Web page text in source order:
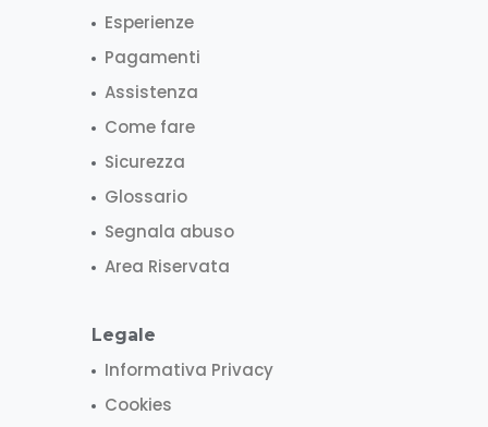
Esperienze
Pagamenti
Assistenza
Come fare
Sicurezza
Glossario
Segnala abuso
Area Riservata
Legale
Informativa Privacy
Cookies